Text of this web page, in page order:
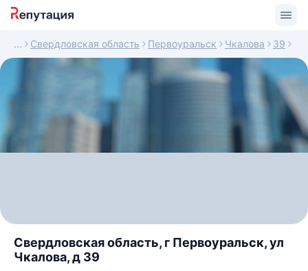
Свердловская область Первоуральск Чкалова 39
Свердловская область, г Первоуральск, ул
Чкалова, д 39